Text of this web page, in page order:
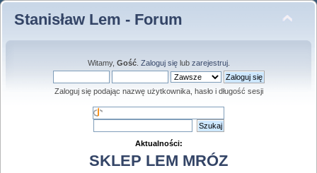
Stanisław Lem - Forum
Witamy, Gość. Zaloguj sięlub zarejestruj.
Zaloguj się podając nazwę użytkownika, hasło i długość sesji
Aktualności:
SKLEP LEM MRÓZ